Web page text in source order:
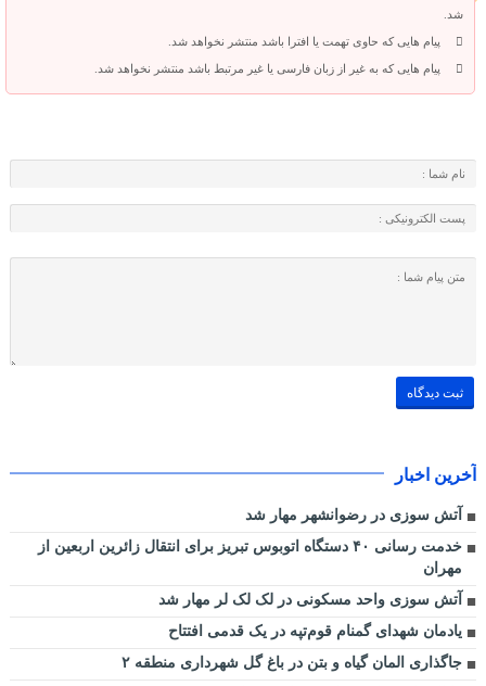
شد.
پیام هایی که حاوی تهمت یا افترا باشد منتشر نخواهد شد.
پیام هایی که به غیر از زبان فارسی یا غیر مرتبط باشد منتشر نخواهد شد.
آخرین اخبار
آتش سوزی در رضوانشهر مهار شد
خدمت رسانی ۴۰ دستگاه اتوبوس تبریز برای انتقال زائرین اربعین از
مهران
آتش سوزی واحد مسکونی در لک لک لر مهار شد
یادمان شهدای گمنام قوم‌تپه در یک قدمی افتتاح
جاگذاری المان گیاه و بتن در باغ گل شهرداری منطقه ۲